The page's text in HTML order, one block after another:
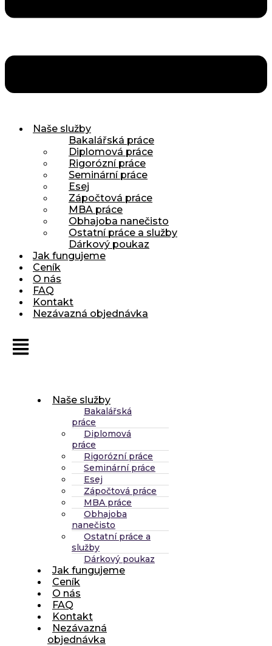
Naše služby
Bakalářská práce
Diplomová práce
Rigorózní práce
Seminární práce
Esej
Zápočtová práce
MBA práce
Obhajoba nanečisto
Ostatní práce a služby
Dárkový poukaz
Jak fungujeme
Ceník
O nás
FAQ
Kontakt
Nezávazná objednávka
Naše služby
Bakalářská
práce
Diplomová
práce
Rigorózní práce
Seminární práce
Esej
Zápočtová práce
MBA práce
Obhajoba
nanečisto
Ostatní práce a
služby
Dárkový poukaz
Jak fungujeme
Ceník
O nás
FAQ
Kontakt
Nezávazná
objednávka